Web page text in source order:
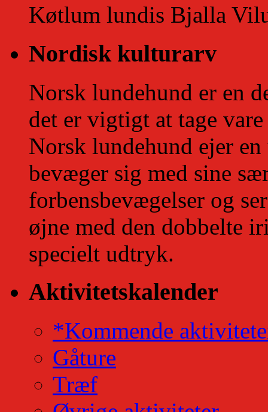
Køtlum lundis Bjalla
Nordisk kulturarv
Norsk lundehund er en
det er vigtigt at tage vare
Norsk lundehund ejer
bevæger sig med sine
forbensbevægelser og
øjne med den dobbelte
specielt udtryk.
Aktivitetskalender
*Kommende
Gåture
Træf